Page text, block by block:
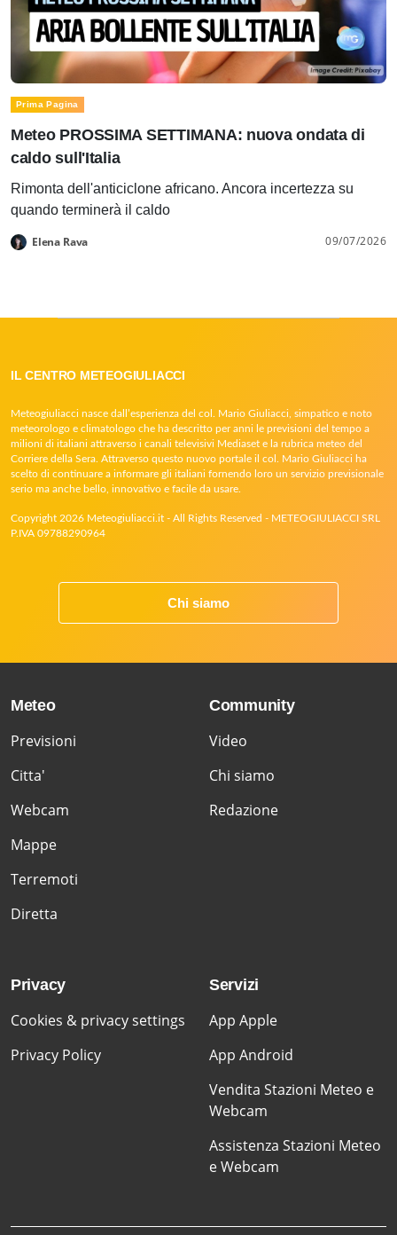
Prima Pagina
Meteo PROSSIMA SETTIMANA: nuova ondata di
caldo sull'Italia
Rimonta dell'anticiclone africano. Ancora incertezza su
quando terminerà il caldo
Elena Rava 09/07/2026
IL CENTRO METEOGIULIACCI
Meteogiuliacci nasce dall’esperienza del col. Mario Giuliacci, simpatico e noto
meteorologo e climatologo che ha descritto per anni le previsioni del tempo a
milioni di italiani attraverso i canali televisivi Mediaset e la rubrica meteo del
Corriere della Sera. Attraverso questo nuovo portale il col. Mario Giuliacci ha
scelto di continuare a informare gli italiani fornendo loro un servizio previsionale
serio ma anche bello, innovativo e facile da usare.
Copyright 2026 Meteogiuliacci.it - All Rights Reserved - METEOGIULIACCI SRL
P.IVA 09788290964
Chi siamo
Meteo
Previsioni
Citta'
Webcam
Mappe
Terremoti
Diretta
Community
Video
Chi siamo
Redazione
Privacy
Cookies & privacy settings
Privacy Policy
Servizi
App Apple
App Android
Vendita Stazioni Meteo e
Webcam
Assistenza Stazioni Meteo
e Webcam